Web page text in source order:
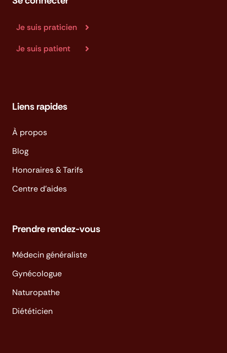
Je suis praticien
Je suis patient
Liens rapides
À propos
Blog
Honoraires & Tarifs
Centre d'aides
Prendre rendez-vous
Médecin généraliste
Gynécologue
Naturopathe
Diététicien